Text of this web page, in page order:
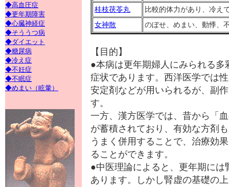
桂枝茯苓丸
比較的体力があり、冷え
女神散
のぼせ、めまい、動悸、
【目的】
●本病は更年期婦人にみられる
症状であります。西洋医学では
安定剤などが用いられるが、副
す。
一方、漢方医学では、昔から「
が蓄積されており、有効な方剤
うまく併用することで、治療効
ることができます。
●中医理論によると、更年期に
あります。しかし腎虚の基礎の
◆高血圧症
◆更年期障害
◆心臓神経症
◆そううつ病
◆ダイエット
◆糖尿病
◆冷え症
◆不妊症
◆不眠症
◆めまい（眩暈）